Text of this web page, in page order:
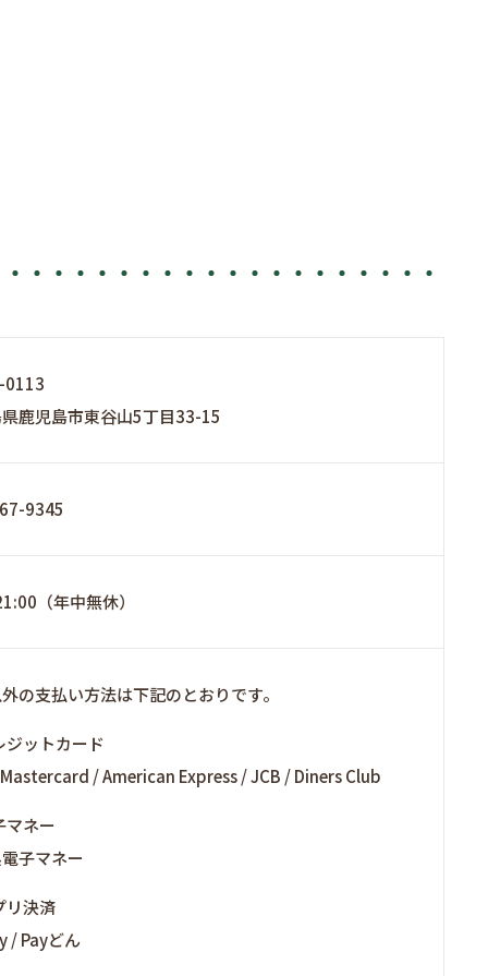
0113
鹿児島市東谷山5丁目33-15
9345
（年中無休）
の支払い方法は下記のとおりです。
ジットカード
/ American Express / JCB / Diners Club
マネー
子マネー
リ決済
/ Payどん